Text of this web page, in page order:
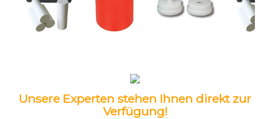
Unsere Experten stehen Ihnen direkt zur
Verfügung!